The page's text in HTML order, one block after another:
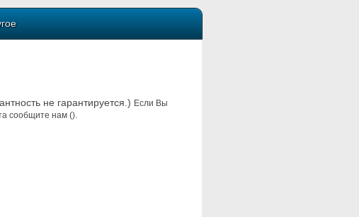
не гарантируется.) Если Вы
сообщите нам ().